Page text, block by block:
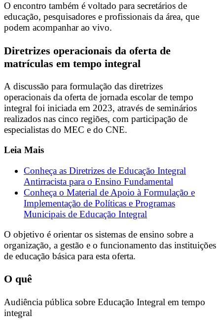
O encontro também é voltado para secretários de
educação, pesquisadores e profissionais da área, que
podem acompanhar ao vivo.
Diretrizes operacionais da oferta de
matrículas em tempo integral
A discussão para formulação das diretrizes
operacionais da oferta de jornada escolar de tempo
integral foi iniciada em 2023, através de seminários
realizados nas cinco regiões, com participação de
especialistas do MEC e do CNE.
Leia Mais
Conheça as Diretrizes de Educação Integral
Antirracista para o Ensino Fundamental
Conheça o Material de Apoio à Formulação e
Implementação de Políticas e Programas
Municipais de Educação Integral
O objetivo é orientar os sistemas de ensino sobre a
organização, a gestão e o funcionamento das instituições
de educação básica para esta oferta.
O quê
Audiência pública sobre Educação Integral em tempo
integral